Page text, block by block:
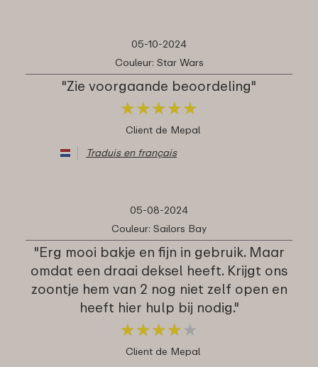
05-10-2024
Couleur: Star Wars
"Zie voorgaande beoordeling"
★★★★★
★★★★★
Client de Mepal
Traduis en français
05-08-2024
Couleur: Sailors Bay
"Erg mooi bakje en fijn in gebruik. Maar
omdat een draai deksel heeft. Krijgt ons
zoontje hem van 2 nog niet zelf open en
heeft hier hulp bij nodig."
★★★★ ★
★★★★ ★
Client de Mepal